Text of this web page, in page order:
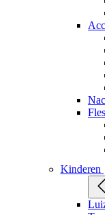
Kinderen